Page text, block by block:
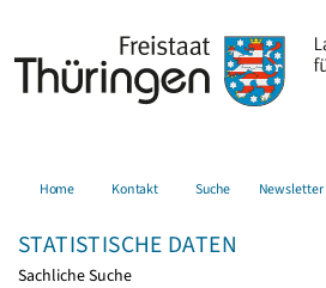
Home Kontakt Suche Newsletter
STATISTISCHE DATEN
Sachliche Suche